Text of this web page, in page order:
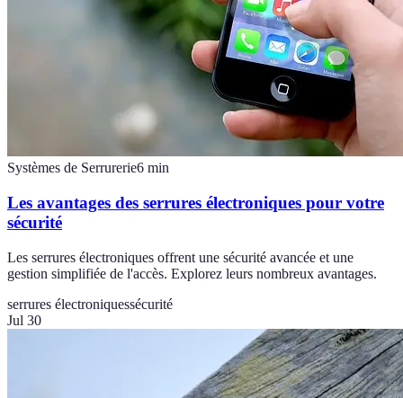
Systèmes de Serrurerie6 min
Les avantages des serrures électroniques pour votre
sécurité
Les serrures électroniques offrent une sécurité avancée et une
gestion simplifiée de l'accès. Explorez leurs nombreux avantages.
serrures électroniquessécurité
Jul 30